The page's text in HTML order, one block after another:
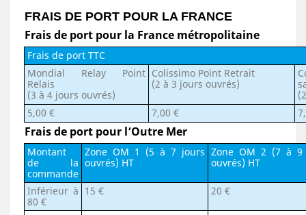
FRAIS DE PORT POUR LA FRANCE
Frais de port pour la France métropolitaine
Frais de port TTC
Mondial Relay Point
Relais
(3 à 4 jours ouvrés)
Colissimo Point Retrait
(2 à 3 jours ouvrés)
5,00 €
7,00 €
Frais de port pour l’Outre Mer
Montant
de la
commande
Zone OM 1 (5 à 7 jours
ouvrés) HT
Zone OM 2 (7 à 9
ouvrés) HT
Inférieur à
80 €
15 € 20 €